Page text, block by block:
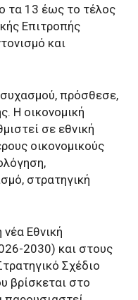
τα 13 έως το τέλος
Επιτροπής
και
πρόσθεσε,
Η οικονομική
σε εθνική
οικονομικούς
στρατηγική
Εθνική
2030) και στους
Σχέδιο
βρίσκεται στο